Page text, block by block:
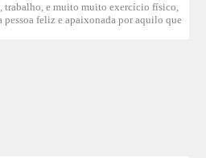
trabalho, e muito muito exercício físico,
pessoa feliz e apaixonada por aquilo que